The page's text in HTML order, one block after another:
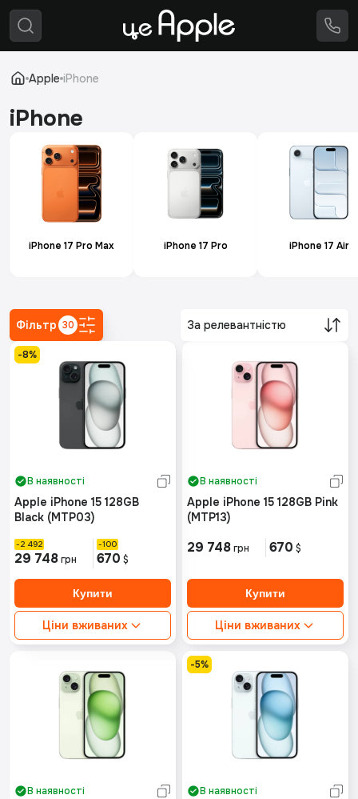
⚙️
🔄
Apple iPhone
iPhone
iPhone 17 Pro Max iPhone 17 Pro iPhone 17 Air
Фільтр 30 За релевантністю
-8%
В наявності
Apple iPhone 15 128GB
Black (MTP03)
2 492
29 748грн
100
670 $
Ціни вживаних
Ідеальний стан від:
Хороший стан від:
Немає в наявності
В наявності
Apple iPhone 15 128GB Pink
(MTP13)
29 748грн 670 $
Ціни вживаних
Ідеальний стан від:
Немає в наявності
Хороший стан від:
Немає в наявності
В наявності
-5%
В наявності